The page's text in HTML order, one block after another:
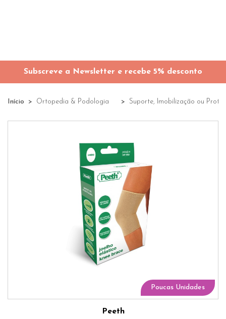
Subscreve a Newsletter e recebe 5% desconto
Início Ortopedia & Podologia Suporte, Imobilização ou
Poucas Unidades
Peeth